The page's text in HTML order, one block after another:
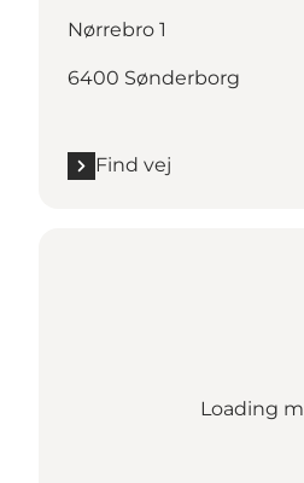
Nørrebro 1
6400 Sønderborg
Find vej
Loading